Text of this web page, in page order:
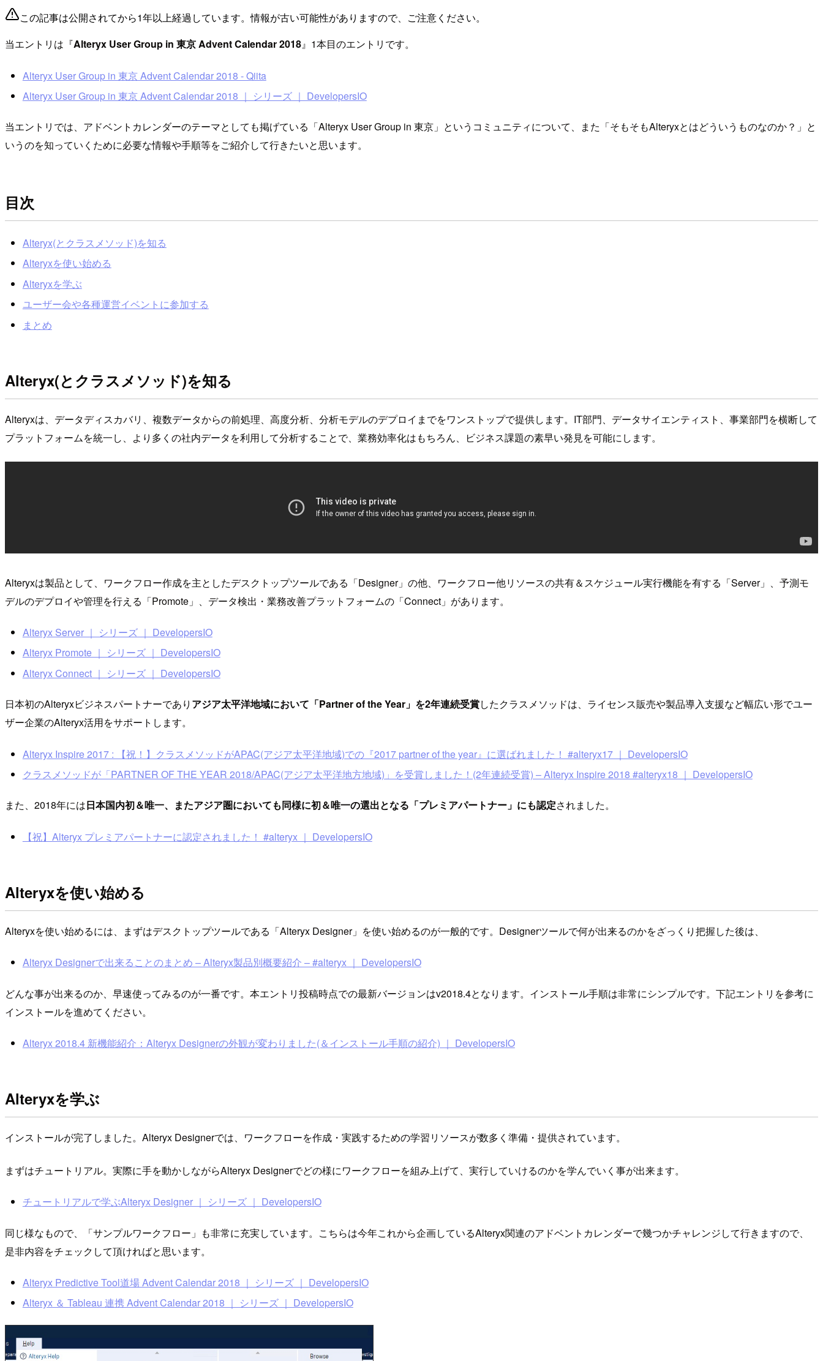
この記事は公開されてから1年以上経過しています。情報が古い可能性がありますので、ご注意ください。
当エントリは『Alteryx User Group in 東京 Advent Calendar 2018』1本目のエントリです。
Alteryx User Group in 東京 Advent Calendar 2018 - Qiita
Alteryx User Group in 東京 Advent Calendar 2018 ｜ シリーズ ｜ DevelopersIO
当エントリでは、アドベントカレンダーのテーマとしても掲げている「Alteryx User Group in 東京」というコミュニティについて、また「そもそもAlteryxとはどういうものなのか？」と
いうのを知っていくために必要な情報や手順等をご紹介して行きたいと思います。
目次
Alteryx(とクラスメソッド)を知る
Alteryxを使い始める
Alteryxを学ぶ
ユーザー会や各種運営イベントに参加する
まとめ
Alteryx(とクラスメソッド)を知る
Alteryxは、データディスカバリ、複数データからの前処理、高度分析、分析モデルのデプロイまでをワンストップで提供します。IT部門、データサイエンティスト、事業部門を横断して
プラットフォームを統一し、より多くの社内データを利用して分析することで、業務効率化はもちろん、ビジネス課題の素早い発見を可能にします。
Alteryxは製品として、ワークフロー作成を主としたデスクトップツールである「Designer」の他、ワークフロー他リソースの共有＆スケジュール実行機能を有する「Server」、予測モ
デルのデプロイや管理を行える「Promote」、データ検出・業務改善プラットフォームの「Connect」があります。
Alteryx Server ｜ シリーズ ｜ DevelopersIO
Alteryx Promote ｜ シリーズ ｜ DevelopersIO
Alteryx Connect ｜ シリーズ ｜ DevelopersIO
日本初のAlteryxビジネスパートナーであり アジア太平洋地域において「Partner of the Year」を2年連続受賞したクラスメソッドは、ライセンス販売や製品導入支援など幅広い形でユー
ザー企業のAlteryx活用をサポートします。
Alteryx Inspire 2017 : 【祝！】クラスメソッドがAPAC(アジア太平洋地域)での『2017 partner of the year』に選ばれました！ #alteryx17 ｜ DevelopersIO
クラスメソッドが「PARTNER OF THE YEAR 2018/APAC(アジア太平洋地方地域)」を受賞しました！(2年連続受賞) – Alteryx Inspire 2018 #alteryx18 ｜ DevelopersIO
また、2018年には日本国内初＆唯一、またアジア圏においても同様に初＆唯一の選出となる「プレミアパートナー」にも認定されました。
【祝】Alteryx プレミアパートナーに認定されました！ #alteryx ｜ DevelopersIO
Alteryxを使い始める
Alteryxを使い始めるには、まずはデスクトップツールである「Alteryx Designer」を使い始めるのが一般的です。Designerツールで何が出来るのかをざっくり把握した後は、
Alteryx Designerで出来ることのまとめ – Alteryx製品別概要紹介 – #alteryx ｜ DevelopersIO
どんな事が出来るのか、早速使ってみるのが一番です。本エントリ投稿時点での最新バージョンはv2018.4となります。インストール手順は非常にシンプルです。下記エントリを参考に
インストールを進めてください。
Alteryx 2018.4 新機能紹介：Alteryx Designerの外観が変わりました(＆インストール手順の紹介) ｜ DevelopersIO
Alteryxを学ぶ
インストールが完了しました。Alteryx Designerでは、ワークフローを作成・実践するための学習リソースが数多く準備・提供されています。
まずはチュートリアル。実際に手を動かしながらAlteryx Designerでどの様にワークフローを組み上げて、実行していけるのかを学んでいく事が出来ます。
チュートリアルで学ぶAlteryx Designer ｜ シリーズ ｜ DevelopersIO
同じ様なもので、「サンプルワークフロー」も非常に充実しています。こちらは今年これから企画しているAlteryx関連のアドベントカレンダーで幾つかチャレンジして行きますので、
是非内容をチェックして頂ければと思います。
Alteryx Predictive Tool道場 Advent Calendar 2018 ｜ シリーズ ｜ DevelopersIO
Alteryx ＆ Tableau 連携 Advent Calendar 2018 ｜ シリーズ ｜ DevelopersIO